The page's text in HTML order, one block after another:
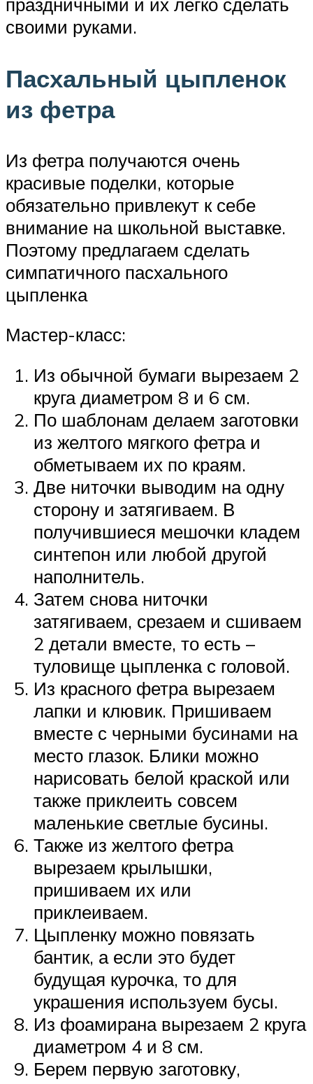
праздничными и их легко сделать
своими руками.
Пасхальный цыпленок
из фетра
Из фетра получаются очень
красивые поделки, которые
обязательно привлекут к себе
внимание на школьной выставке.
Поэтому предлагаем сделать
симпатичного пасхального
цыпленка
Мастер-класс:
Из обычной бумаги вырезаем 2
круга диаметром 8 и 6 см.
По шаблонам делаем заготовки
из желтого мягкого фетра и
обметываем их по краям.
Две ниточки выводим на одну
сторону и затягиваем. В
получившиеся мешочки кладем
синтепон или любой другой
наполнитель.
Затем снова ниточки
затягиваем, срезаем и сшиваем
2 детали вместе, то есть –
туловище цыпленка с головой.
Из красного фетра вырезаем
лапки и клювик. Пришиваем
вместе с черными бусинами на
место глазок. Блики можно
нарисовать белой краской или
также приклеить совсем
маленькие светлые бусины.
Также из желтого фетра
вырезаем крылышки,
пришиваем их или
приклеиваем.
Цыпленку можно повязать
бантик, а если это будет
будущая курочка, то для
украшения используем бусы.
Из фоамирана вырезаем 2 круга
диаметром 4 и 8 см.
Берем первую заготовку,